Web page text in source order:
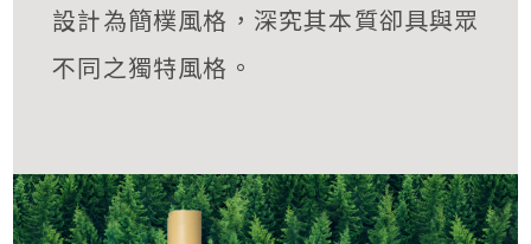
設計為簡樸風格，深究其本質卻具與眾
不同之獨特風格。